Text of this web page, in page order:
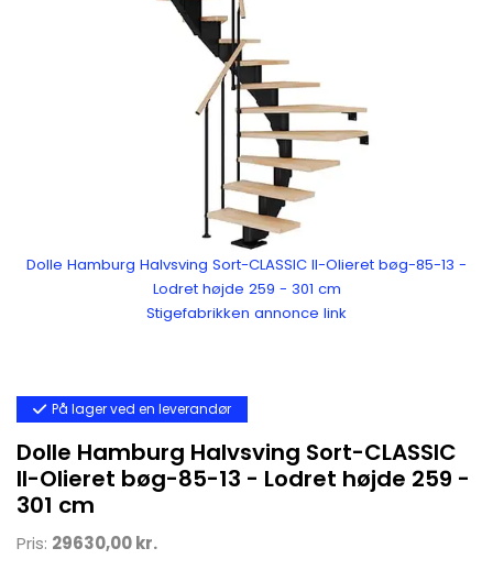
Dolle Hamburg Halvsving Sort-CLASSIC II-Olieret bøg-85-13 -
Lodret højde 259 - 301 cm
Stigefabrikken annonce link
På lager ved en leverandør
Dolle Hamburg Halvsving Sort-CLASSIC
II-Olieret bøg-85-13 - Lodret højde 259 -
301 cm
Pris: 29630,00 kr.